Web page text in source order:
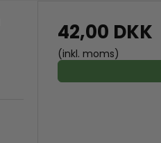
42,00 DKK
(inkl. moms)